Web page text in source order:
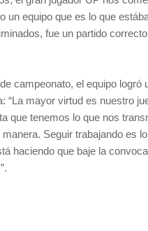
un equipo que es lo que
fue un partido
campeonato, el equipo logró
“La mayor virtud es nuestro
que tenemos lo que nos
Seguir trabajando es
haciendo que baje la